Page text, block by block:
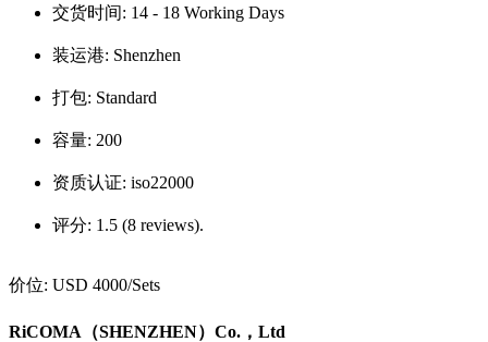
交货时间: 14 - 18 Working Days
装运港: Shenzhen
打包: Standard
容量: 200
资质认证: iso22000
评分: 1.5 (8 reviews).
价位: USD 4000/Sets
RiCOMA（SHENZHEN）Co.，Ltd